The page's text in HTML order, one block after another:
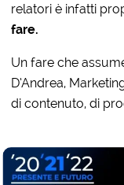
relatori è infatti
fare.
Un fare che
D’Andrea,
di contenuto, di